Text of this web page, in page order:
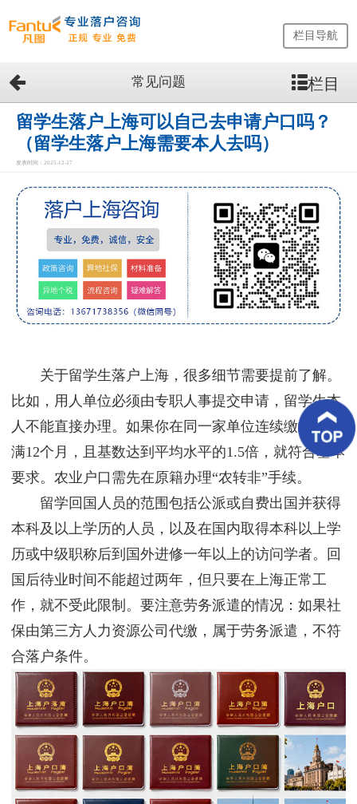
网
站
首
页
留
生
务
优
案
客
好
新
闻
资
讯
联
系
我
们
栏目导航
常见问题 栏目
留学生落户上海可以自己去申请户口吗？
（留学生落户上海需要本人去吗）
发表时间：2025-12-27
关于留学生落户上海，很多细节需要提前了解。
比如，用人单位必须由专职人事提交申请，留学生本
人不能直接办理。如果你在同一家单位连续缴纳社保
满12个月，且基数达到平均水平的1.5倍，就符合基本
要求。农业户口需先在原籍办理“农转非”手续。
留学回国人员的范围包括公派或自费出国并获得
本科及以上学历的人员，以及在国内取得本科以上学
历或中级职称后到国外进修一年以上的访问学者。回
国后待业时间不能超过两年，但只要在上海正常工
作，就不受此限制。要注意劳务派遣的情况：如果社
保由第三方人力资源公司代缴，属于劳务派遣，不符
合落户条件。